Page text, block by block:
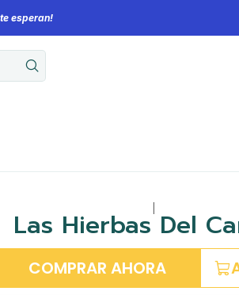
esperan!
Las Hierbas Del
COMPRAR AHORA